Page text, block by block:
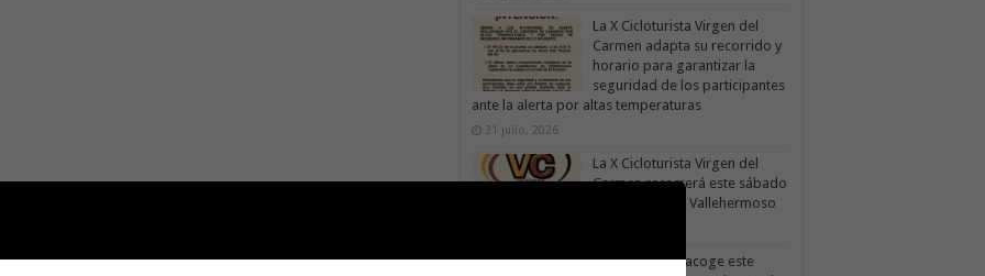
La X Cicloturista Virgen del
Carmen adapta su recorrido y
horario para garantizar la
seguridad de los participantes
ante la alerta por altas temperaturas
31 julio, 2026
La X Cicloturista Virgen del
Carmen recorrerá este sábado
los paisajes de Vallehermoso
Valle Gran Rey acoge este